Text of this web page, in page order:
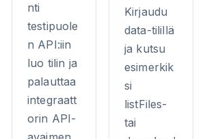
nti
testipuole
n API:iin
luo tilin ja
palauttaa
integraatt
orin API-
Kirjaudu
data-tilillä
ja kutsu
esimerkik
si
listFiles-
tai